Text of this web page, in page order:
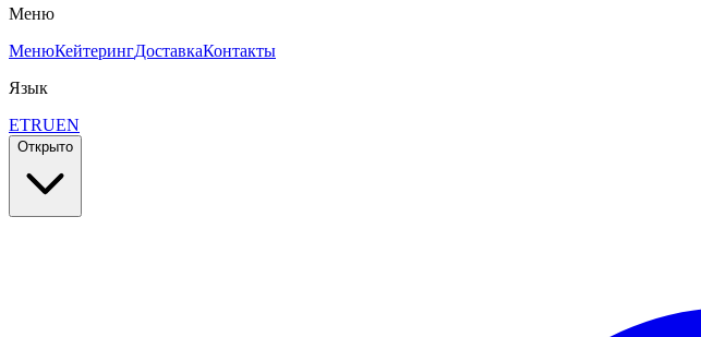
Меню
МенюКейтерингДоставкаКонтакты
Язык
ETRUEN
Открыто